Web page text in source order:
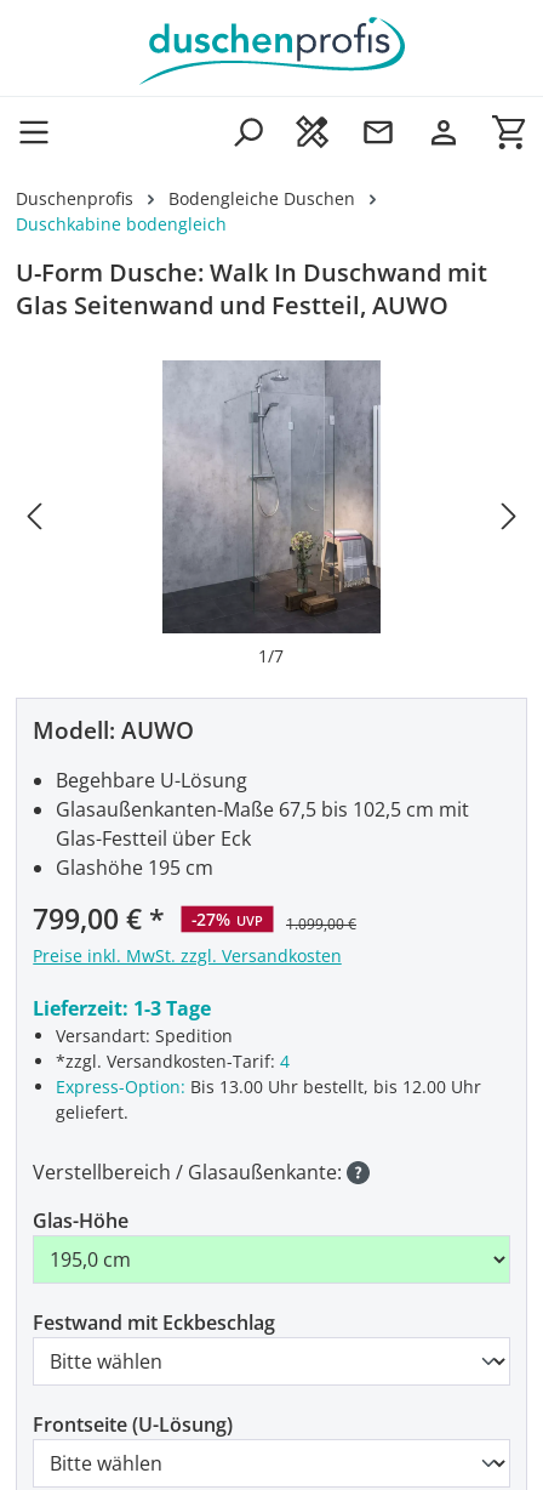
Zum Hauptinhalt springen
Duschenprofis
Bodengleiche Duschen
Duschkabine bodengleich
U-Form Dusche: Walk In Duschwand mit
Glas Seitenwand und Festteil, AUWO
Bildergalerie überspringen
1/7
Modell: AUWO
Verkaufspreis:
799,00 € -27% UVP 1.099,00 €
Preise inkl. MwSt. zzgl. Versandkosten
Lieferzeit: 1-3 Tage
Versandart: Spedition
*zzgl. Versandkosten-Tarif:4
Express-Option: Bis 13.00 Uhr bestellt, bis 12.00 Uhr
geliefert.
Begehbare U-Lösung
Glasaußenkanten-Maße 67,5 bis 102,5 cm mit
Glas-Festteil über Eck
Glashöhe 195 cm
Verstellbereich / Glasaußenkante:
Glas-Höhe
Festwand mit Eckbeschlag
Frontseite (U-Lösung)